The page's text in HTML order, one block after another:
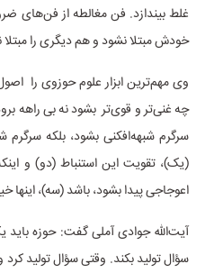
غلط بیندازد. فن مغالطه از فن‌های
خودش مبتلا نشود و هم دیگری را مبتلا
وی مهم‌ترین ابزار علوم حوزوی را
چه غنی‌تر و قوی‌تر بشود نه بی راهه
سرگرم شبهه‌افکنی بشود، بلکه
(یک)، تقویت این استنباط (دو) و
اعوجاجی پیدا بشود، باشد (سه)، اینها
آیت‌الله جوادی آملی گفت: حوزه
سؤال تولید بکند. وقتی سؤال تولید